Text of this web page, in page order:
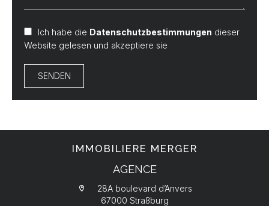
Ich habe die Datenschutzbestimmungen dieser
Website gelesen und akzeptiere sie
SENDEN
IMMOBILIERE MERGER
AGENCE
28A boulevard d’Anvers
67000 Straßburg